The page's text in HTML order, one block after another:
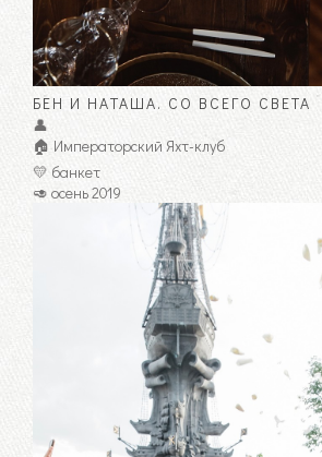
БЕН И НАТАША. СО ВСЕГО СВЕТА
👤
🏠 Императорский Яхт-клуб
💛 банкет
🥑 осень 2019